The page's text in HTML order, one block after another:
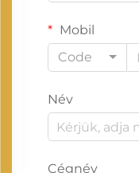
Mobil
Code
Név
Cégnév